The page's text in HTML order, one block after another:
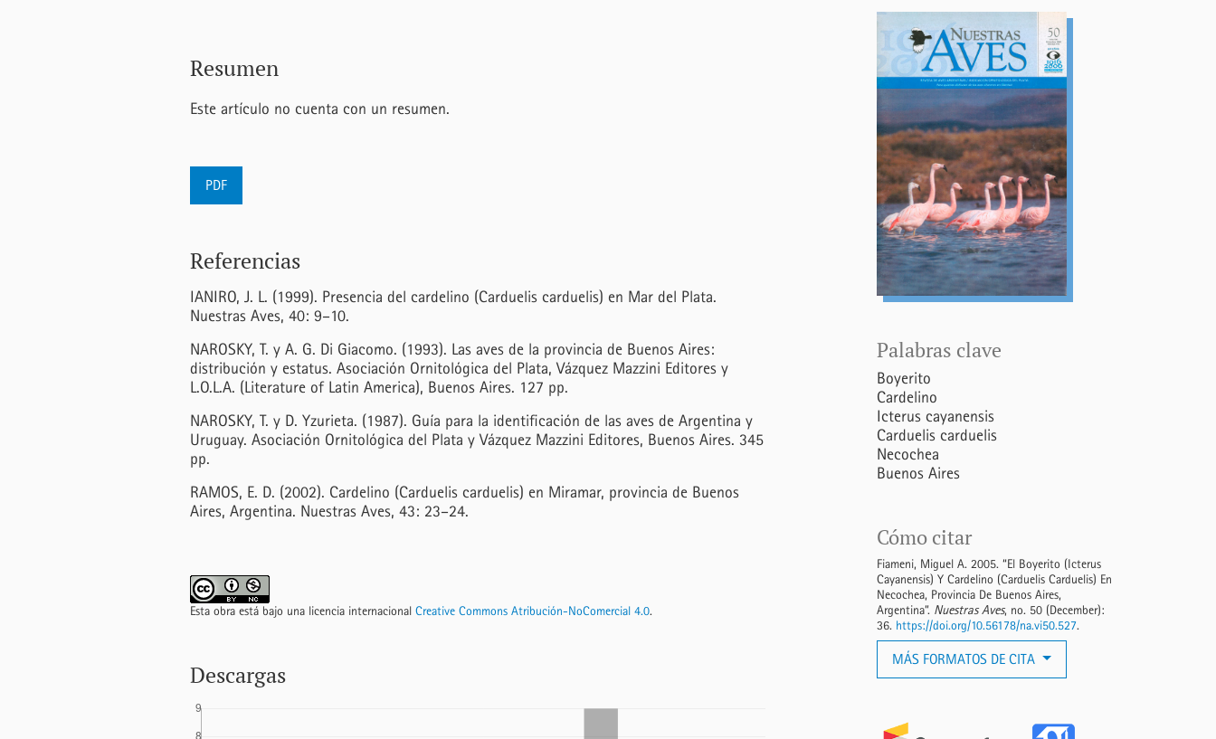
Palabras clave
Boyerito
Cardelino
Icterus cayanensis
Carduelis carduelis
Necochea
Buenos Aires
Cómo citar
Fiameni, Miguel A. 2005. “El Boyerito (Icterus
Cayanensis) Y Cardelino (Carduelis Carduelis) En
Necochea, Provincia De Buenos Aires,
Argentina”. Nuestras Aves, no. 50 (December):
36. https://doi.org/10.56178/na.vi50.527.
MÁS FORMATOS DE CITA
Resumen
Este artículo no cuenta con un resumen.
PDF
Referencias
IANIRO, J. L. (1999). Presencia del cardelino (Carduelis carduelis) en Mar del Plata.
Nuestras Aves, 40: 9–10.
NAROSKY, T. y A. G. Di Giacomo. (1993). Las aves de la provincia de Buenos Aires:
distribución y estatus. Asociación Ornitológica del Plata, Vázquez Mazzini Editores y
L.O.L.A. (Literature of Latin America), Buenos Aires. 127 pp.
NAROSKY, T. y D. Yzurieta. (1987). Guía para la identificación de las aves de Argentina y
Uruguay. Asociación Ornitológica del Plata y Vázquez Mazzini Editores, Buenos Aires. 345
pp.
RAMOS, E. D. (2002). Cardelino (Carduelis carduelis) en Miramar, provincia de Buenos
Aires, Argentina. Nuestras Aves, 43: 23–24.
Esta obra está bajo una licencia internacional Creative Commons Atribución-NoComercial 4.0.
Descargas